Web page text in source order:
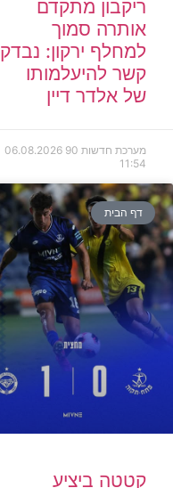
ריקבון מתקדם
אותרה סמוך
למחלף ירקון: נבדק
קשר להיעלמותו
של אלדר דיין
מערכת חדשות 90
06.08.2026
11:54
דף הבית
קטטה ביציע